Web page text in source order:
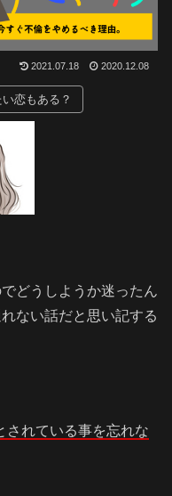
2021.07.18 2020.12.08
恋もある？
どうしようか迷ったん
ない話だと思い記する
されている事を忘れな